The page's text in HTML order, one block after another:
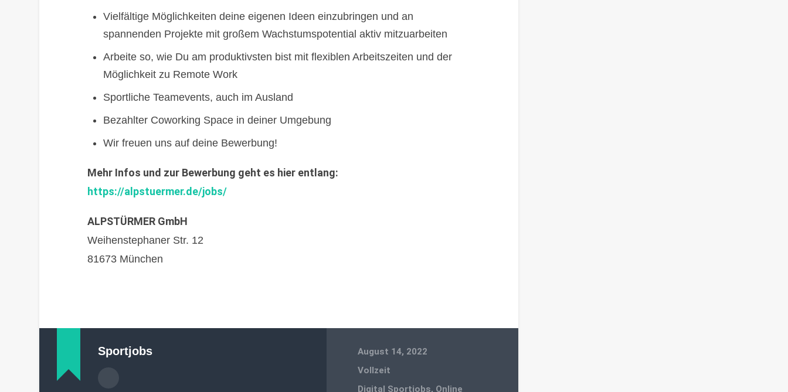
Vielfältige Möglichkeiten deine eigenen Ideen einzubringen und an
spannenden Projekte mit großem Wachstumspotential aktiv mitzuarbeiten
Arbeite so, wie Du am produktivsten bist mit flexiblen Arbeitszeiten und der
Möglichkeit zu Remote Work
Sportliche Teamevents, auch im Ausland
Bezahlter Coworking Space in deiner Umgebung
Wir freuen uns auf deine Bewerbung!
Mehr Infos und zur Bewerbung geht es hier entlang:
https://alpstuermer.de/jobs/
ALPSTÜRMER GmbH
Weihenstephaner Str. 12
81673 München
Sportjobs
August 14, 2022
Vollzeit
Digital Sportjobs, Online